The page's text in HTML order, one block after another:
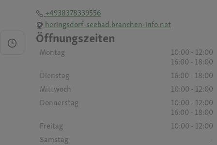
+4938378339556
heringsdorf-seebad.branchen-info.net
Öffnungszeiten
Montag
10:00 - 12:00
16:00 - 18:00
Dienstag
16:00 - 18:00
Mittwoch
10:00 - 12:00
Donnerstag
10:00 - 12:00
16:00 - 18:00
Freitag
10:00 - 12:00
Samstag
-